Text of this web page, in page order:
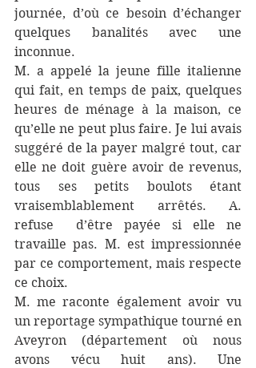
journée, d’où ce besoin d’échanger
quelques banalités avec une
inconnue.
M. a appelé la jeune fille italienne
qui fait, en temps de paix, quelques
heures de ménage à la maison, ce
qu’elle ne peut plus faire. Je lui avais
suggéré de la payer malgré tout, car
elle ne doit guère avoir de revenus,
tous ses petits boulots étant
vraisemblablement arrêtés. A.
refuse  d’être payée si elle ne
travaille pas. M. est impressionnée
par ce comportement, mais respecte
ce choix.
M. me raconte également avoir vu
un reportage sympathique tourné en
Aveyron (département où nous
avons vécu huit ans). Une